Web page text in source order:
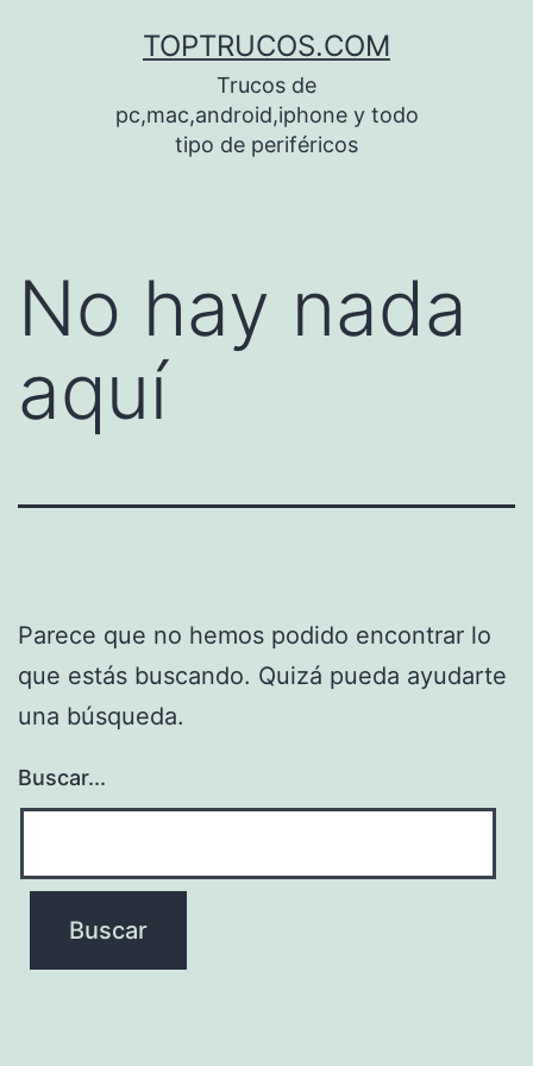
TOPTRUCOS.COM
Trucos de
pc,mac,android,iphone y todo
tipo de periféricos
No hay nada
aquí
Parece que no hemos podido encontrar lo
que estás buscando. Quizá pueda ayudarte
una búsqueda.
Buscar...